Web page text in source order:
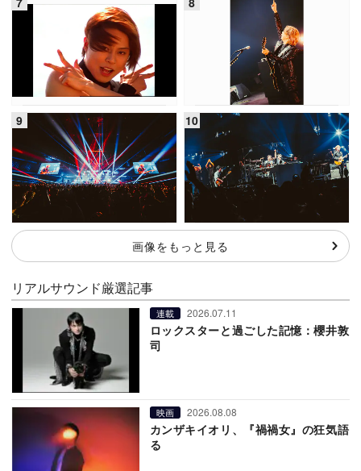
画像をもっと見る
リアルサウンド厳選記事
連載 2026.07.11
ロックスターと過ごした記憶：櫻井敦
司
映画 2026.08.08
カンザキイオリ、『禍禍女』の狂気語
る